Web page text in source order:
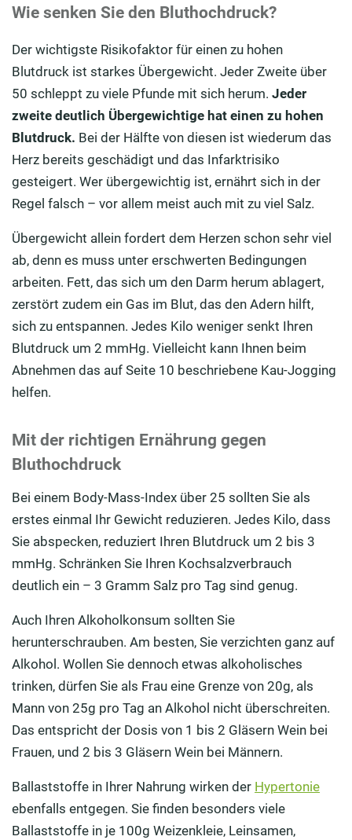
Wie senken Sie den Bluthochdruck?
Der wichtigste Risikofaktor für einen zu hohen
Blutdruck ist starkes Übergewicht. Jeder Zweite über
50 schleppt zu viele Pfunde mit sich herum. Jeder
zweite deutlich Übergewichtige hat einen zu hohen
Blutdruck. Bei der Hälfte von diesen ist wiederum das
Herz bereits geschädigt und das Infarktrisiko
gesteigert. Wer übergewichtig ist, ernährt sich in der
Regel falsch – vor allem meist auch mit zu viel Salz.
Übergewicht allein fordert dem Herzen schon sehr viel
ab, denn es muss unter erschwerten Bedingungen
arbeiten. Fett, das sich um den Darm herum ablagert,
zerstört zudem ein Gas im Blut, das den Adern hilft,
sich zu entspannen. Jedes Kilo weniger senkt Ihren
Blutdruck um 2 mmHg. Vielleicht kann Ihnen beim
Abnehmen das auf Seite 10 beschriebene Kau-Jogging
helfen.
Mit der richtigen Ernährung gegen
Bluthochdruck
Bei einem Body-Mass-Index über 25 sollten Sie als
erstes einmal Ihr Gewicht reduzieren. Jedes Kilo, dass
Sie abspecken, reduziert Ihren Blutdruck um 2 bis 3
mmHg. Schränken Sie Ihren Kochsalzverbrauch
deutlich ein – 3 Gramm Salz pro Tag sind genug.
Auch Ihren Alkoholkonsum sollten Sie
herunterschrauben. Am besten, Sie verzichten ganz auf
Alkohol. Wollen Sie dennoch etwas alkoholisches
trinken, dürfen Sie als Frau eine Grenze von 20g, als
Mann von 25g pro Tag an Alkohol nicht überschreiten.
Das entspricht der Dosis von 1 bis 2 Gläsern Wein bei
Frauen, und 2 bis 3 Gläsern Wein bei Männern.
Ballaststoffe in Ihrer Nahrung wirken der Hypertonie
ebenfalls entgegen. Sie finden besonders viele
Ballaststoffe in je 100g Weizenkleie, Leinsamen,